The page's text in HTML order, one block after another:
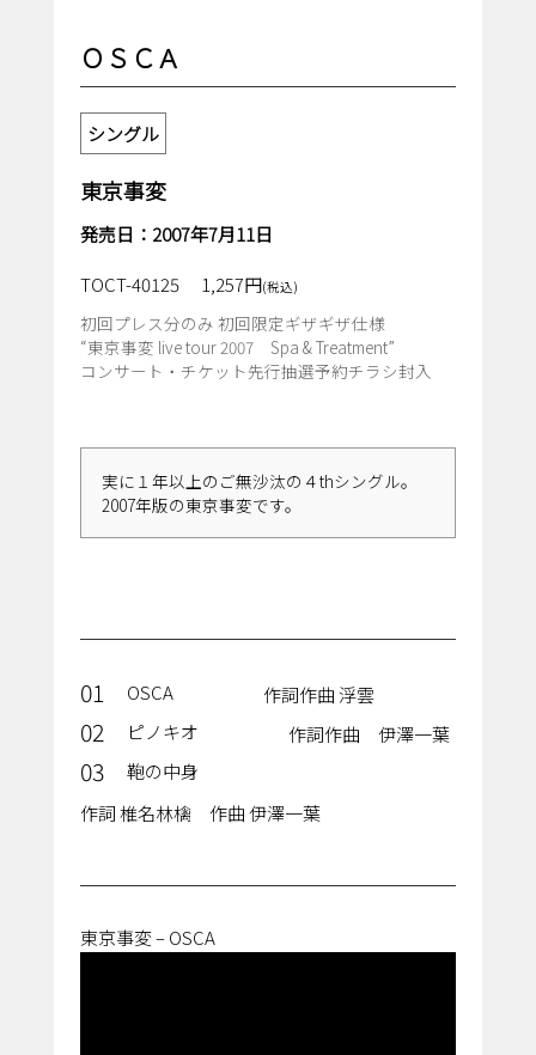
ＯＳＣＡ
シングル
東京事変
発売日：2007年7月11日
TOCT-40125
1,257円(税込)
初回プレス分のみ 初回限定ギザギザ仕様
“東京事変 live tour 2007 Spa & Treatment”
コンサート・チケット先行抽選予約チラシ封入
実に１年以上のご無沙汰の４thシングル。
2007年版の東京事変です。
01 OSCA 作詞作曲 浮雲
02 ピノキオ 作詞作曲 伊澤一葉
03
鞄の中身
作詞 椎名林檎 作曲 伊澤一葉
東京事変 – OSCA